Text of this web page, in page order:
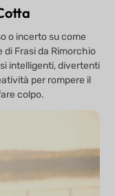
o incerto su come
di Frasi da Rimorchio
intelligenti, divertenti
per rompere il
colpo.